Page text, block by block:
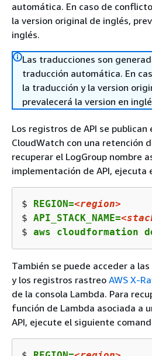
automática. En caso de
la version original de inglés,
inglés.
Las traducciones son
traducción automática. En
la traducción y la version
prevalecerá la version en
Los registros de API se publican
CloudWatch con una retención
recuperar el LogGroup nombre
implementación de API, ejecuta
$ REGION=<region>
$ API_STACK_NAME=
$ aws cloudformation
También se puede acceder a
y los registros rastreo AWS X-
de la consola Lambda. Para
función de Lambda asociada a
API, ejecute el siguiente